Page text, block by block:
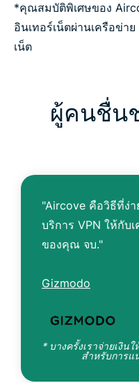
*คุณสมบัติพิเศษของ
อินเทอร์เน็ตผ่านเครือข่า
เน็ต
ผู้คนชื่น
"Aircove คือวิธีที่ง่
บริการ VPN ให้กับ
ของคุณ จบ."
Gizmodo
* บางครั้งเราจ่ายเงิน
สำหรับการแ